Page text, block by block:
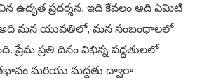
ఉదృత ప్రదర్శన. ఇది కేవలం అది ఏమిటి
అది మన యువతిలో, మన సంబంధాలలో
ప్రేమ ప్రతి దినం విభిన్న పద్ధతులలో
మరియు మద్దతు ద్వారా